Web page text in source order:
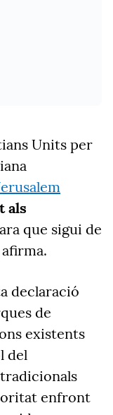
Units per
als
que sigui de
declaració
de
existents
del
enfront